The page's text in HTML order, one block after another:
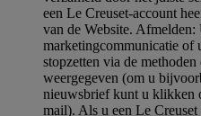
een Le Creuset-account
van de Website. Afmelden:
marketingcommunicatie of
stopzetten via de
weergegeven (om u
nieuwsbrief kunt u klikken
mail). Als u een Le